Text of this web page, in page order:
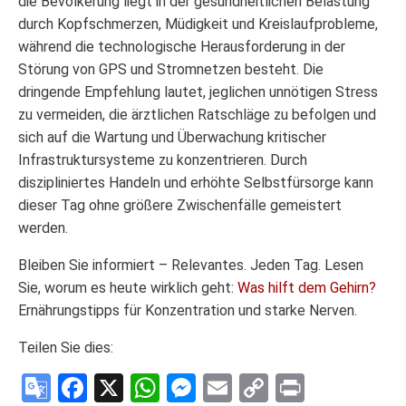
durch Kopfschmerzen, Müdigkeit und Kreislaufprobleme,
während die technologische Herausforderung in der
Störung von GPS und Stromnetzen besteht. Die
dringende Empfehlung lautet, jeglichen unnötigen Stress
zu vermeiden, die ärztlichen Ratschläge zu befolgen und
sich auf die Wartung und Überwachung kritischer
Infrastruktursysteme zu konzentrieren. Durch
diszipliniertes Handeln und erhöhte Selbstfürsorge kann
dieser Tag ohne größere Zwischenfälle gemeistert
werden.
Bleiben Sie informiert – Relevantes. Jeden Tag. Lesen
Sie, worum es heute wirklich geht: Was hilft dem Gehirn?
Ernährungstipps für Konzentration und starke Nerven.
Teilen Sie dies:
Google
Facebook
X WhatsApp
Messenger
Email
Copy